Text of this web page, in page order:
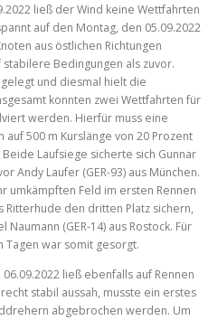
ließ der Wind keine Wettfahrten
auf den Montag, den 05.09.2022
aus östlichen Richtungen
Bedingungen als zuvor.
und diesmal hielt die
konnten zwei Wettfahrten für
werden. Hierfür muss eine
500 m Kurslänge von 20 Prozent
Laufsiege sicherte sich Gunnar
Andy Laufer (GER-93) aus München.
umkämpften Feld im ersten Rennen
Ritterhude den dritten Platz sichern,
(GER-14) aus Rostock. Für
Tagen war somit gesorgt.
ließ ebenfalls auf Rennen
stabil aussah, musste ein erstes
abgebrochen werden. Um